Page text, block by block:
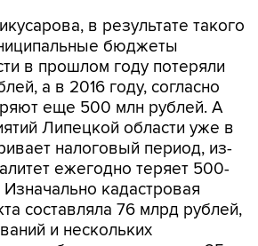
в результате такого
бюджеты
в прошлом году потеряли
а в 2016 году, согласно
еще 500 млн рублей. А
Липецкой области уже в
налоговый период, из-
ежегодно теряет 500-
кадастровая
составляла 76 млрд рублей,
и нескольких